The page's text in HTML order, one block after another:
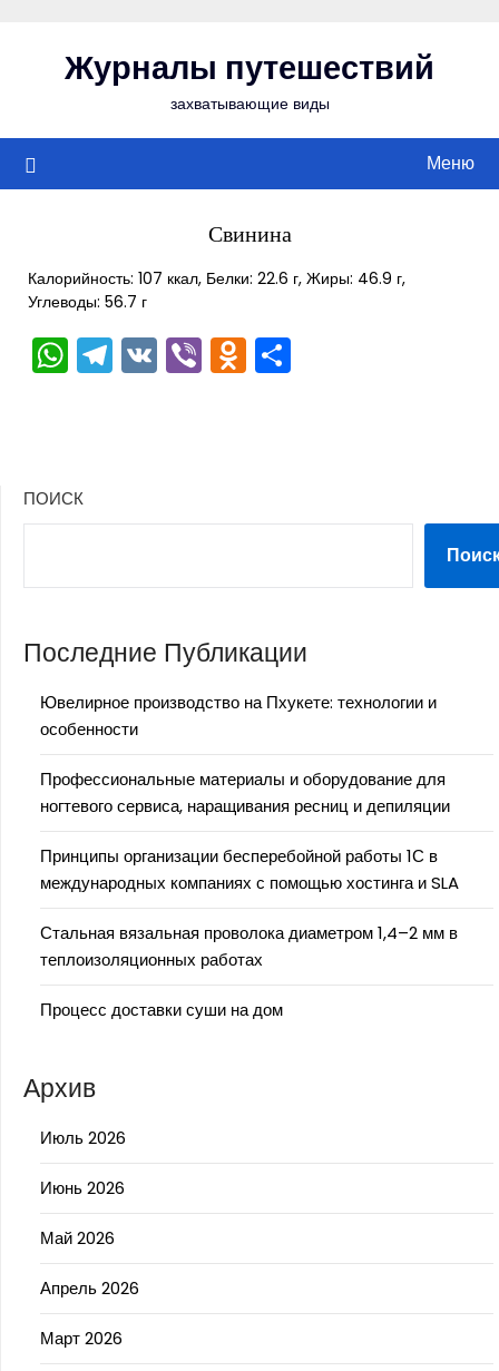
содержимомуЖурналы путешествий
захватывающие виды
Меню
Свинина
Калорийность: 107 ккал, Белки: 22.6 г, Жиры: 46.9 г,
Углеводы: 56.7 г
WhatsApp
Telegram
VKViberOdnoklassniki
ПОИСК
Последние Публикации
Ювелирное производство на Пхукете: технологии и
особенности
Профессиональные материалы и оборудование для
ногтевого сервиса, наращивания ресниц и депиляции
Принципы организации бесперебойной работы 1С в
международных компаниях с помощью хостинга и SLA
Стальная вязальная проволока диаметром 1,4–2 мм в
теплоизоляционных работах
Процесс доставки суши на дом
Архив
Июль 2026
Июнь 2026
Май 2026
Апрель 2026
Март 2026